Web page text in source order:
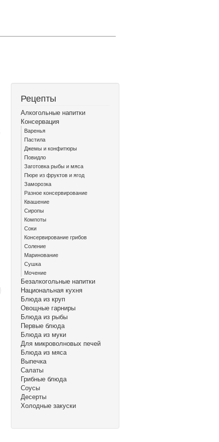
Рецепты
Алкогольные напитки
Консервация
Варенья
Пастила
Джемы и конфитюры
Повидло
Заготовка рыбы и мяса
Пюре из фруктов и ягод
Заморозка
Разное консервирование
Квашение
Сиропы
Компоты
Соки
Консервирование грибов
Соление
Маринование
Сушка
Мочение
Безалкогольные напитки
Национальная кухня
Блюда из круп
Овощные гарниры
Блюда из рыбы
Первые блюда
Блюда из муки
Для микроволновых печей
Блюда из мяса
Выпечка
Салаты
Грибные блюда
Соусы
Десерты
Холодные закуски